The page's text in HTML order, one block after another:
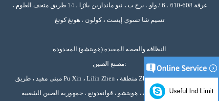
غرفة 608-610 ، 6 / واو ، برج ب ، نيو ماندارين بلازا ، 14 طريق متحف العلوم ،
تسيم شا تسوي إيست ، كولون ، هونغ كونغ
النظافة والصحة المفيدة (هويتشو) المحدودة
مصنع الصين:
مبنى مفيد ، طريق Pu Xin ، Lilin Zhen ، منطقة Zhongkai الوطنية للتنمية
الصناعية عالية التقنية ، هويتشو ، قوانغدونغ ، جمهورية الصين الشعبية
Useful Ind